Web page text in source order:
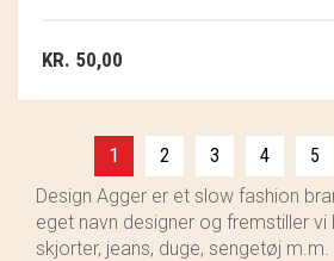
KR. 50,00
1 2 3 4 5
Design Agger er et slow fashion
eget navn designer og fremstiller
skjorter, jeans, duge, sengetøj